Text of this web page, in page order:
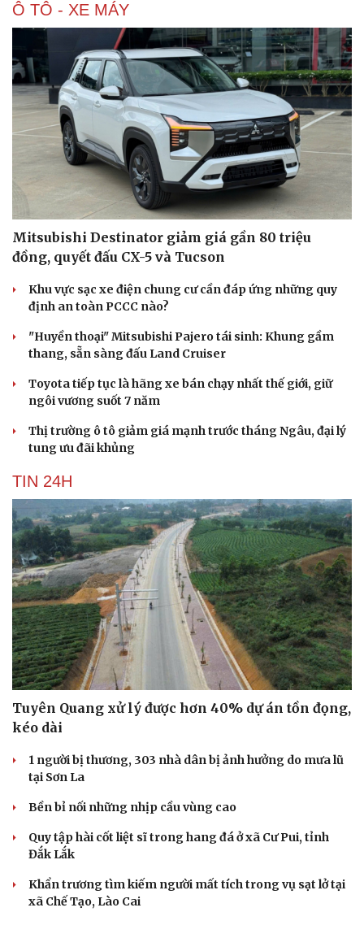
Ô TÔ - XE MÁY
Mitsubishi Destinator giảm giá gần 80 triệu
đồng, quyết đấu CX-5 và Tucson
Khu vực sạc xe điện chung cư cần đáp ứng những quy
định an toàn PCCC nào?
"Huyền thoại" Mitsubishi Pajero tái sinh: Khung gầm
thang, sẵn sàng đấu Land Cruiser
Toyota tiếp tục là hãng xe bán chạy nhất thế giới, giữ
ngôi vương suốt 7 năm
Thị trường ô tô giảm giá mạnh trước tháng Ngâu, đại lý
tung ưu đãi khủng
TIN 24H
Tuyên Quang xử lý được hơn 40% dự án tồn đọng,
kéo dài
1 người bị thương, 303 nhà dân bị ảnh hưởng do mưa lũ
tại Sơn La
Bền bỉ nối những nhịp cầu vùng cao
Quy tập hài cốt liệt sĩ trong hang đá ở xã Cư Pui, tỉnh
Đắk Lắk
Khẩn trương tìm kiếm người mất tích trong vụ sạt lở tại
xã Chế Tạo, Lào Cai